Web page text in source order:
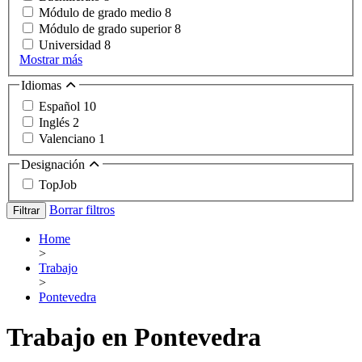
Módulo de grado medio 8
Módulo de grado superior8
Universidad 8
Mostrar más
Idiomas
Español 10
Inglés 2
Valenciano 1
Designación
TopJob
Filtrar Borrar filtros
Home
>
Trabajo
>
Pontevedra
Trabajo en Pontevedra